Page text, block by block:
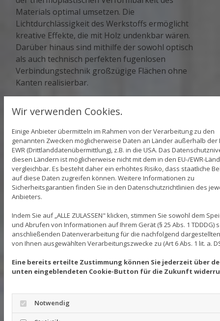
Materials optimal umsetzen. Die
Lichtdurchlässigkeit des Werkstoffs ermöglicht
kreative Effekte, die mit Holz undenkbar wären.
Darüber hinaus sind mithilfe der sowohl optisch
als auch technisch perfekten fugenlosen
Verbindungstechnik großzügige Flächen ohne
Kanten realisierbar.
HOCHWERTIGE LÖSUNGEN
FÜR ANSPRUCHSVOLLE
BEREICHE
Mineralwerkstoffe wie LG HI MACS empfehlen sich
insbesondere für Flächen mit hoher
Beanspruchung. Gegen übliche Chemikalien sind
Aufquellen durch Feuchtigkeit und Dampf. Damit
sind sie prädestiniert für Einsatzbereiche wie
Bäder, Küchen, das Gesundheitswesen, Hotel und
Gastronomie oder den Ladenbau.
Gern informieren wir Sie in einem persönlichen
Gestaltungsmöglichkeiten und Einsatzgebiete von
LG HI MACS. Setzen Sie sich hierfür einfach per
Wir verwenden Cookies.
Einige Anbieter übermitteln im Rahmen von der Verarbeitung zu den
genannten Zwecken möglicherweise Daten an Länder außerhalb der
EWR (Drittlanddatenübermittlung), z.B. in die USA. Das
diesen Ländern ist möglicherweise nicht mit dem in den EU-/EWR-
vergleichbar. Es besteht daher ein erhöhtes Risiko, dass staatliche
auf diese Daten zugreifen können. Weitere Informationen zu
Sicherheitsgarantien finden Sie in den Datenschutzrichtlinien des
Anbieters.
Indem Sie auf „ALLE ZULASSEN" klicken, stimmen Sie sowohl dem
und Abrufen von Informationen auf Ihrem Gerät (§ 25 Abs. 1 TDDDG)
anschließenden Datenverarbeitung für die nachfolgend
von Ihnen ausgewählten Verarbeitungszwecke zu (Art 6 Abs. 1 lit. a.
Eine bereits erteilte Zustimmung können Sie jederzeit über
unten eingeblendeten Cookie-Button für die Zukunft
Notwendig